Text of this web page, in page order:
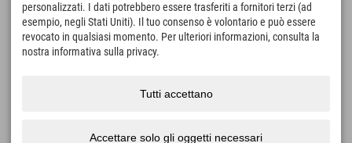
È tempo di momenti da esploratore
166
Laghi di montagna e piscine
4.634km
Percorsi per escursionismo
personalizzati. I dati potrebbero essere trasferiti a fornitori terzi (ad
esempio, negli Stati Uniti). Il tuo consenso è volontario e può essere
revocato in qualsiasi momento. Per ulteriori informazioni, consulta la
nostra informativa sulla privacy.
Tutti accettano
Accettare solo gli oggetti necessari